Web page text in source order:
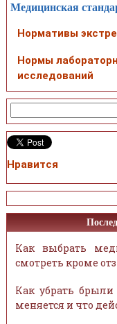
Медицинская
Нормативы
Нормы
исследований
Нравится
Как выбрать
смотреть кроме
Как убрать
меняется и что